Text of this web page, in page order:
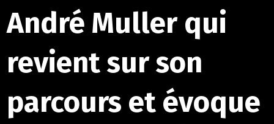
André Muller qui
revient sur son
parcours et évoque